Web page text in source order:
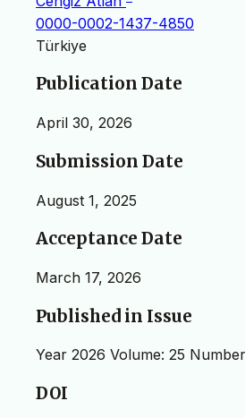
0000-0002-1437-4850
Türkiye
Publication Date
April 30, 2026
Submission Date
August 1, 2025
Acceptance Date
March 17, 2026
Published in Issue
Year 2026 Volume: 25
DOI